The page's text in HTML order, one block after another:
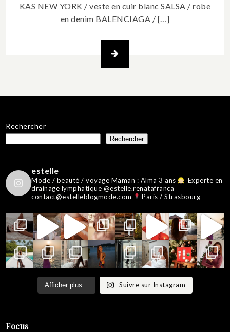
KAS NEW YORK / veste en cuir blanc SALSA / robe
en denim BALENCIAGA / […]
Rechercher
Rechercher
estelle
Mode / beauté / voyage Maman : Alma 3 ans
Experte en
drainage lymphatique @estelle.renatafranca
contact@estelleblogmode.com
Paris / Strasbourg
Afficher plus... Suivre sur Instagram
Focus